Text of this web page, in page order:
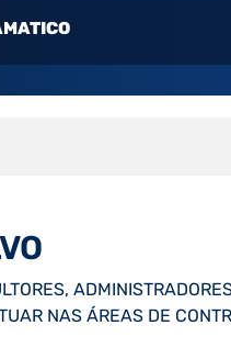
NAS ÁREAS DE